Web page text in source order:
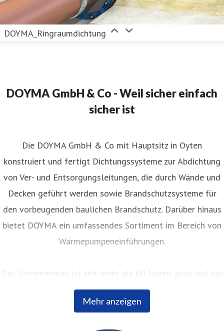
DOYMA_Ringraumdichtung
DOYMA GmbH & Co - Weil sicher einfach
sicher ist
Mehr anzeigen
Die DOYMA GmbH & Co mit Hauptsitz in Oyten
konstruiert und fertigt Dichtungssysteme zur Abdichtung
von Ver- und Entsorgungsleitungen, die durch Wände und
Decken geführt werden sowie Brandschutzsysteme für
den vorbeugenden baulichen Brandschutz. Darüber hinaus
bietet DOYMA ein umfassendes Sortiment im Bereich von
Wärmepumpeneinführungen.
Das Unternehmen ist seit mehr als 60 Jahren aktiv und hat
sich seither kontinuierlich bei Planern, Fachhändlern und
Bauherren einen hervorragenden Ruf erarbeitet. Innovative